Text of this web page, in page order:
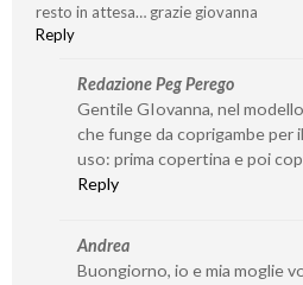
resto in attesa… grazie giovanna
Reply
Redazione Peg Perego
Gentile GIovanna, nel
che funge da coprigambe per
uso: prima copertina e poi
Reply
Andrea
Buongiorno, io e mia moglie